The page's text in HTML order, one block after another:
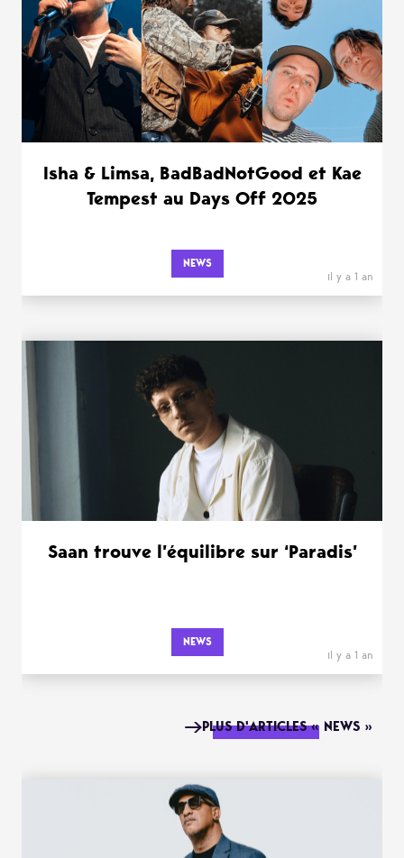
Isha & Limsa, BadBadNotGood et Kae
Tempest au Days Off 2025
NEWS
il y a 1 an
Saan trouve l’équilibre sur ‘Paradis’
NEWS
il y a 1 an
PLUS D'ARTICLES « NEWS »